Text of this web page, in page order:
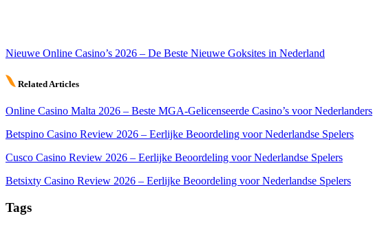
Nieuwe Online Casino’s 2026 – De Beste Nieuwe Goksites in Nederland
Related Articles
Online Casino Malta 2026 – Beste MGA-Gelicenseerde Casino’s voor Nederlanders
Betspino Casino Review 2026 – Eerlijke Beoordeling voor Nederlandse Spelers
Cusco Casino Review 2026 – Eerlijke Beoordeling voor Nederlandse Spelers
Betsixty Casino Review 2026 – Eerlijke Beoordeling voor Nederlandse Spelers
Tags